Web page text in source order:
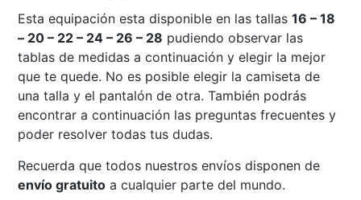
Esta equipación esta disponible en las tallas16 – 18
– 20 – 22 – 24 – 26 – 28 pudiendo observar las
tablas de medidas a continuación y elegir la mejor
que te quede. No es posible elegir la camiseta de
una talla y el pantalón de otra. También podrás
encontrar a continuación las preguntas frecuentes y
poder resolver todas tus dudas.
Recuerda que todos nuestros envíos disponen de
envío gratuito a cualquier parte del mundo.